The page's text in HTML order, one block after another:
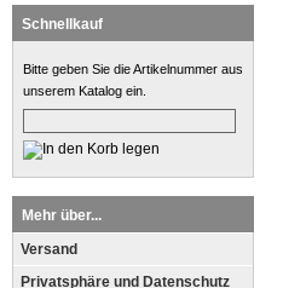
Schnellkauf
Bitte geben Sie die Artikelnummer aus
unserem Katalog ein.
Mehr über...
Versand
Privatsphäre und Datenschutz